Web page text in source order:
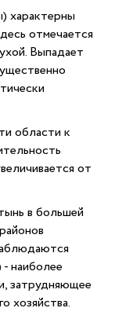
характерны
отмечается
Выпадает
области к
от
в большей
наиболее
затрудняющее
хозяйства.